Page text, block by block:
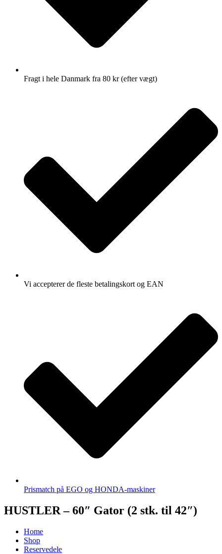
Fragt i hele Danmark fra 80 kr (efter vægt)
Vi accepterer de fleste betalingskort og EAN
Prismatch på EGO og HONDA-maskiner
HUSTLER – 60″ Gator (2 stk. til 42″)
Home
Shop
Reservedele